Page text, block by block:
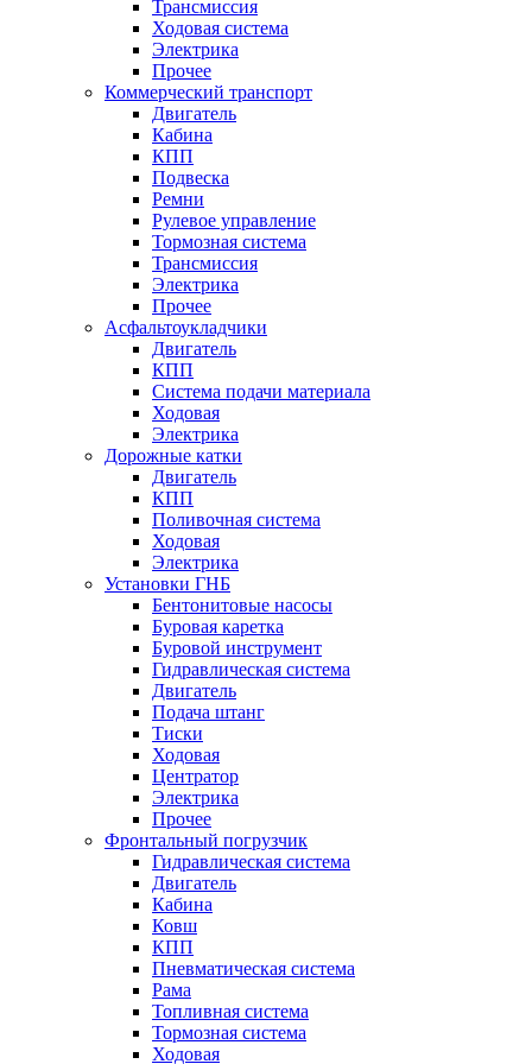
Трансмиссия
Ходовая система
Электрика
Прочее
Коммерческий транспорт
Двигатель
Кабина
КПП
Подвеска
Ремни
Рулевое управление
Тормозная система
Трансмиссия
Электрика
Прочее
Асфальтоукладчики
Двигатель
КПП
Система подачи материала
Ходовая
Электрика
Дорожные катки
Двигатель
КПП
Поливочная система
Ходовая
Электрика
Установки ГНБ
Бентонитовые насосы
Буровая каретка
Буровой инструмент
Гидравлическая система
Двигатель
Подача штанг
Тиски
Ходовая
Центратор
Электрика
Прочее
Фронтальный погрузчик
Гидравлическая система
Двигатель
Кабина
Ковш
КПП
Пневматическая система
Рама
Топливная система
Тормозная система
Ходовая